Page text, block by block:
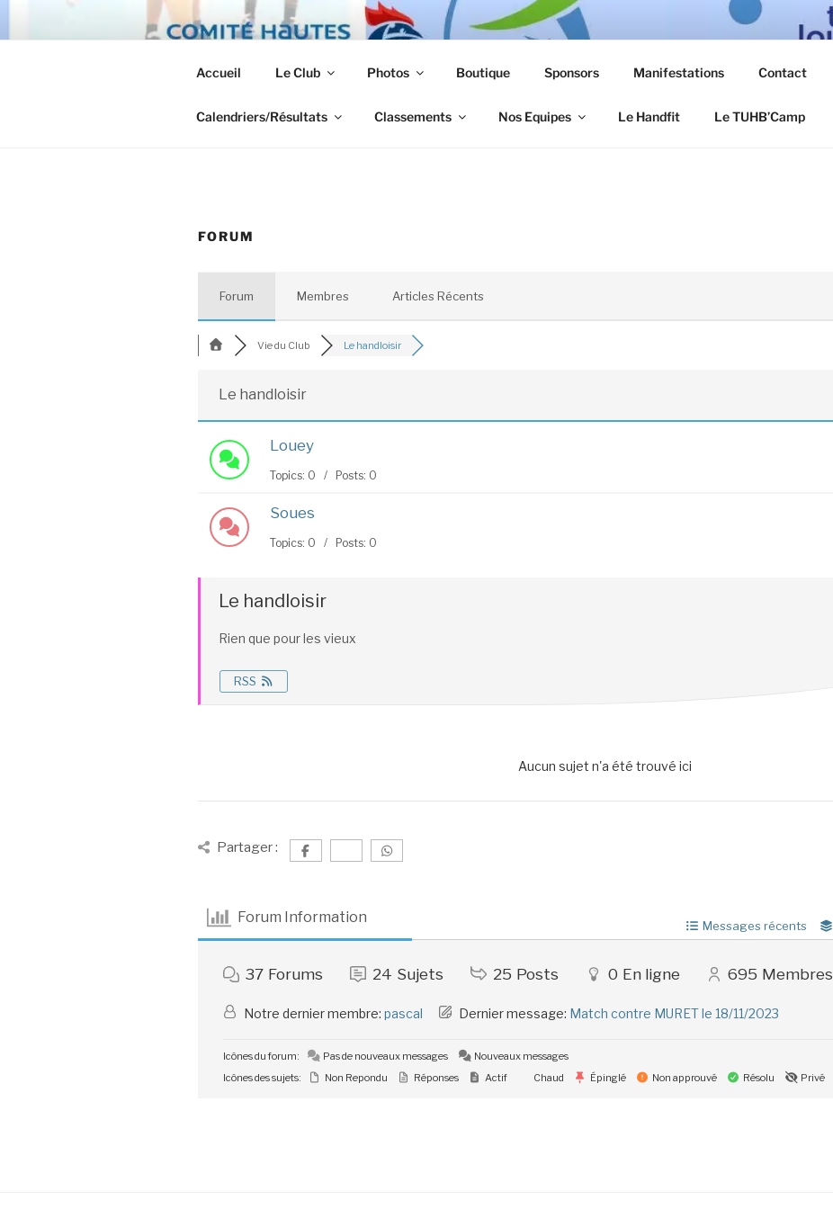
TUHB
Accueil Le Club Photos Boutique Sponsors Manifestations Contact
Calendriers/Résultats Classements Nos Equipes Le Handfit Le TUHB’Camp
FORUM
Forum Membres Articles Récents
Vie du Club Le handloisir
Le handloisir
Louey
Topics: 0 / Posts: 0
Soues
Topics: 0 / Posts: 0
Le handloisir
Rien que pour les vieux
RSS
Aucun sujet n'a été trouvé ici
Partager :
Forum Information Messages récents
37 Forums 24 Sujets 25 Posts 0 En ligne 695 Membres
Notre dernier membre: pascal Dernier message: Match contre MURET le 18/11/2023
Icônes du forum: Pas de nouveaux messages
Nouveaux messages
Icônes des sujets:
Non Repondu Réponses Actif Chaud Épinglé Non approuvé Résolu Privé